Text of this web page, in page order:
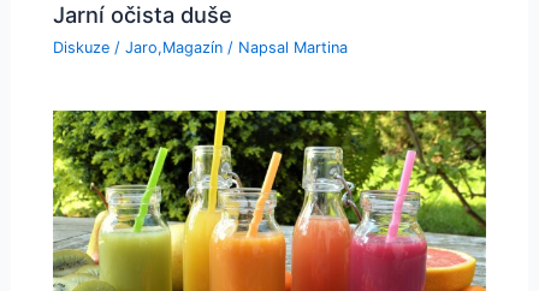
Jarní očista duše
Diskuze / Jaro,Magazín/ Napsal Martina